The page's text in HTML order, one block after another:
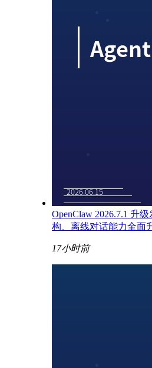
OpenClaw 2026.7.1 升
构、离线对话能力全面
17小时前